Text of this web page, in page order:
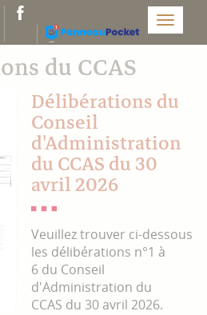
du CCAS
Délibérations du
Conseil
d'Administration
du CCAS du 30
avril 2026
Veuillez trouver ci-dessous
les délibérations n°1 à
6 du Conseil
d'Administration du
CCAS du 30 avril 2026.
Menu